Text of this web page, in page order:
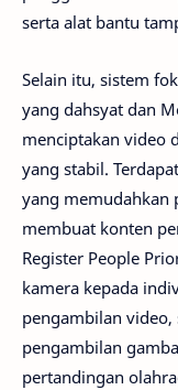
serta alat bantu
Selain itu, sistem
yang dahsyat dan
menciptakan video
yang stabil.
yang memudahkan
membuat konten
Register People
kamera kepada
pengambilan
pengambilan
pertandingan